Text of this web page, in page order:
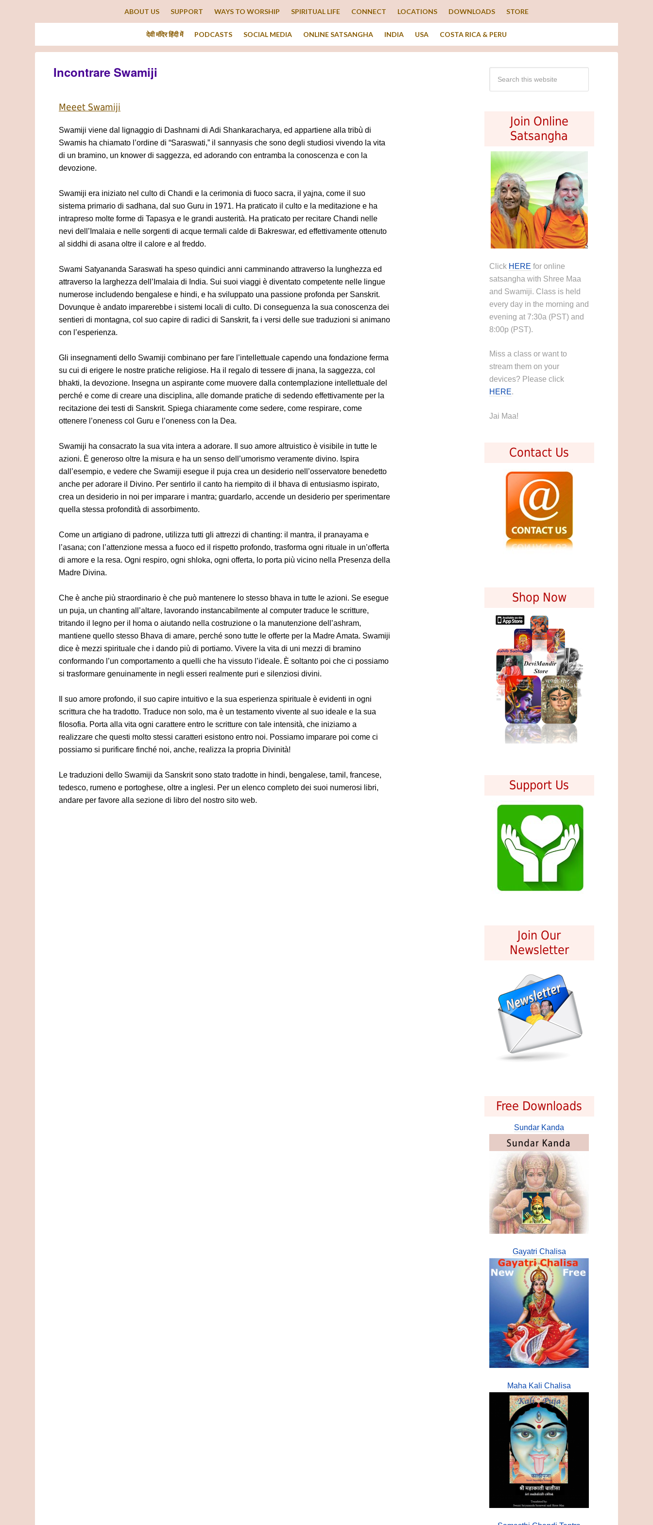
ABOUT US SUPPORT WAYS TO WORSHIP SPIRITUAL LIFE CONNECT LOCATIONS DOWNLOADS STORE
देवी मंदिर हिंदी में PODCASTS SOCIAL MEDIA ONLINE SATSANGHA INDIA USA COSTA RICA & PERU
Incontrare Swamiji
Meeet Swamiji
Swamiji viene dal lignaggio di Dashnami di Adi Shankaracharya, ed appartiene alla tribù di
Swamis ha chiamato l’ordine di “Saraswati,” il sannyasis che sono degli studiosi vivendo la vita
di un bramino, un knower di saggezza, ed adorando con entramba la conoscenza e con la
devozione.
Swamiji era iniziato nel culto di Chandi e la cerimonia di fuoco sacra, il yajna, come il suo
sistema primario di sadhana, dal suo Guru in 1971. Ha praticato il culto e la meditazione e ha
intrapreso molte forme di Tapasya e le grandi austerità. Ha praticato per recitare Chandi nelle
nevi dell’Imalaia e nelle sorgenti di acque termali calde di Bakreswar, ed effettivamente ottenuto
al siddhi di asana oltre il calore e al freddo.
Swami Satyananda Saraswati ha speso quindici anni camminando attraverso la lunghezza ed
attraverso la larghezza dell’Imalaia di India. Sui suoi viaggi è diventato competente nelle lingue
numerose includendo bengalese e hindi, e ha sviluppato una passione profonda per Sanskrit.
Dovunque è andato imparerebbe i sistemi locali di culto. Di conseguenza la sua conoscenza dei
sentieri di montagna, col suo capire di radici di Sanskrit, fa i versi delle sue traduzioni si animano
con l’esperienza.
Gli insegnamenti dello Swamiji combinano per fare l’intellettuale capendo una fondazione ferma
su cui di erigere le nostre pratiche religiose. Ha il regalo di tessere di jnana, la saggezza, col
bhakti, la devozione. Insegna un aspirante come muovere dalla contemplazione intellettuale del
perché e come di creare una disciplina, alle domande pratiche di sedendo effettivamente per la
recitazione dei testi di Sanskrit. Spiega chiaramente come sedere, come respirare, come
ottenere l’oneness col Guru e l’oneness con la Dea.
Swamiji ha consacrato la sua vita intera a adorare. Il suo amore altruistico è visibile in tutte le
azioni. È generoso oltre la misura e ha un senso dell’umorismo veramente divino. Ispira
dall’esempio, e vedere che Swamiji esegue il puja crea un desiderio nell’osservatore benedetto
anche per adorare il Divino. Per sentirlo il canto ha riempito di il bhava di entusiasmo ispirato,
crea un desiderio in noi per imparare i mantra; guardarlo, accende un desiderio per sperimentare
quella stessa profondità di assorbimento.
Come un artigiano di padrone, utilizza tutti gli attrezzi di chanting: il mantra, il pranayama e
l’asana; con l’attenzione messa a fuoco ed il rispetto profondo, trasforma ogni rituale in un’offerta
di amore e la resa. Ogni respiro, ogni shloka, ogni offerta, lo porta più vicino nella Presenza della
Madre Divina.
Che è anche più straordinario è che può mantenere lo stesso bhava in tutte le azioni. Se esegue
un puja, un chanting all’altare, lavorando instancabilmente al computer traduce le scritture,
tritando il legno per il homa o aiutando nella costruzione o la manutenzione dell’ashram,
mantiene quello stesso Bhava di amare, perché sono tutte le offerte per la Madre Amata. Swamiji
dice è mezzi spirituale che i dando più di portiamo. Vivere la vita di uni mezzi di bramino
conformando l’un comportamento a quelli che ha vissuto l’ideale. È soltanto poi che ci possiamo
si trasformare genuinamente in negli esseri realmente puri e silenziosi divini.
Il suo amore profondo, il suo capire intuitivo e la sua esperienza spirituale è evidenti in ogni
scrittura che ha tradotto. Traduce non solo, ma è un testamento vivente al suo ideale e la sua
filosofia. Porta alla vita ogni carattere entro le scritture con tale intensità, che iniziamo a
realizzare che questi molto stessi caratteri esistono entro noi. Possiamo imparare poi come ci
possiamo si purificare finché noi, anche, realizza la propria Divinità!
Le traduzioni dello Swamiji da Sanskrit sono stato tradotte in hindi, bengalese, tamil, francese,
tedesco, rumeno e portoghese, oltre a inglesi. Per un elenco completo dei suoi numerosi libri,
andare per favore alla sezione di libro del nostro sito web.
Join Online
Satsangha
Click HERE for online
satsangha with Shree Maa
and Swamiji. Class is held
every day in the morning and
evening at 7:30a (PST) and
8:00p (PST).
Miss a class or want to
stream them on your
devices? Please click
HERE.
Jai Maa!
Contact Us
Shop Now
Support Us
Join Our
Newsletter
Free Downloads
Sundar Kanda
Gayatri Chalisa
Maha Kali Chalisa